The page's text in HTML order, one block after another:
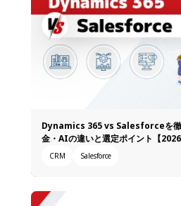
Dynamics 365 vs Salesforceを徹
金・AIの違いと選定ポイント【2026
CRM Salesforce